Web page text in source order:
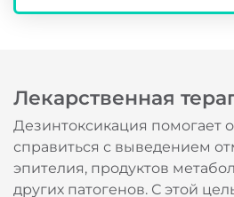
Лекарственная
Дезинтоксикация помогает
справиться с выведением
эпителия, продуктов